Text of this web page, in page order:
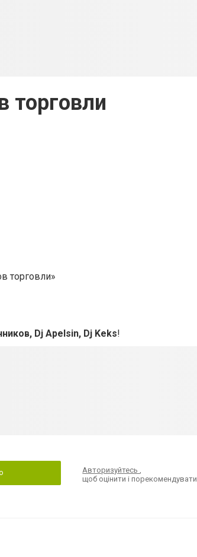
торговли
торговли»
Dj Apelsin, Dj Keks!
Авторизуйтесь,
щоб оцінити і порекомендувати